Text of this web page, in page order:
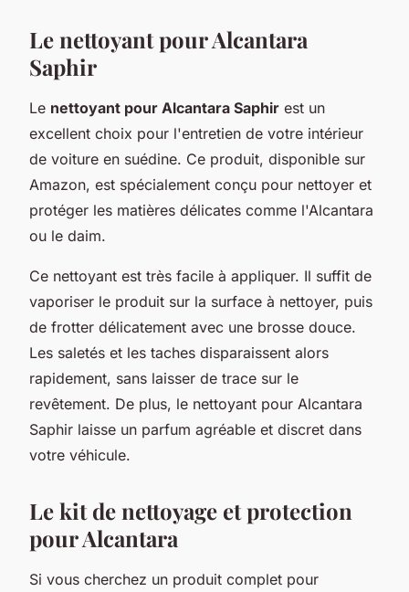
Le nettoyant pour Alcantara
Saphir
Le nettoyant pour Alcantara Saphir est un
excellent choix pour l'entretien de votre intérieur
de voiture en suédine. Ce produit, disponible sur
Amazon, est spécialement conçu pour nettoyer et
protéger les matières délicates comme l'Alcantara
ou le daim.
Ce nettoyant est très facile à appliquer. Il suffit de
vaporiser le produit sur la surface à nettoyer, puis
de frotter délicatement avec une brosse douce.
Les saletés et les taches disparaissent alors
rapidement, sans laisser de trace sur le
revêtement. De plus, le nettoyant pour Alcantara
Saphir laisse un parfum agréable et discret dans
votre véhicule.
Le kit de nettoyage et protection
pour Alcantara
Si vous cherchez un produit complet pour